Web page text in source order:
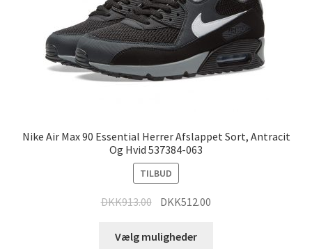
Nike Air Max 90 Essential Herrer Afslappet Sort, Antracit
Og Hvid 537384-063
TILBUD
DKK913.00 DKK512.00
Vælg muligheder